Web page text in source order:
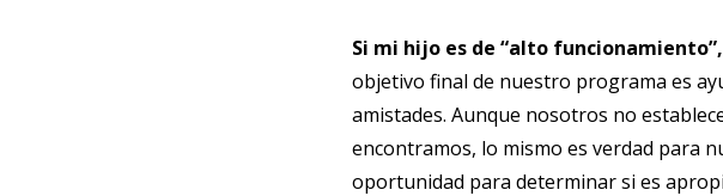
Si mi hijo es de “alto
objetivo final de nuestro programa es
amistades. Aunque nosotros no
encontramos, lo mismo es verdad para
oportunidad para determinar si es